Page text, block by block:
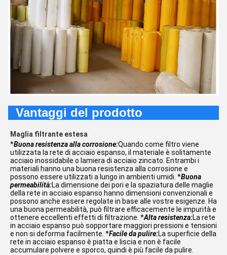
Vantaggi del prodotto
Maglia filtrante estesa
*Buona resistenza alla corrosione:Quando come filtro viene
utilizzata la rete di acciaio espanso, il materiale è solitamente
acciaio inossidabile o lamiera di acciaio zincato. Entrambi i
materiali hanno una buona resistenza alla corrosione e
possono essere utilizzati a lungo in ambienti umidi. *Buona
permeabilità:La dimensione dei pori e la spaziatura delle maglie
della rete in acciaio espanso hanno dimensioni convenzionali e
possono anche essere regolate in base alle vostre esigenze. Ha
una buona permeabilità, può filtrare efficacemente le impurità e
ottenere eccellenti effetti di filtrazione. *Alta resistenza:La rete
in acciaio espanso può sopportare maggiori pressioni e tensioni
e non si deforma facilmente. *Facile da pulire:La superficie della
rete in acciaio espanso è piatta e liscia e non è facile
accumulare polvere e sporco, quindi è più facile da pulire.